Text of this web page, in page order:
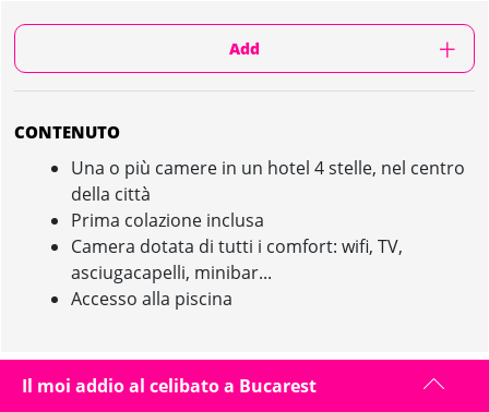
Add
CONTENUTO
Una o più camere in un hotel 4 stelle, nel centro
della città
Prima colazione inclusa
Camera dotata di tutti i comfort: wifi, TV,
asciugacapelli, minibar...
Accesso alla piscina
HOTEL 4 STELLE CITTÀ IN BUCAREST :
Il moi addio al celibato a Bucarest